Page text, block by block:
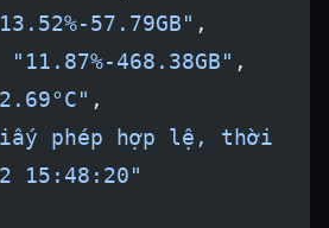
57.79GB" ,
"11.87%-468.38GB" ,
,
phép hợp lệ, thời
15:48:20"